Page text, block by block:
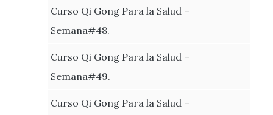
Curso Qi Gong Para la Salud –
Semana#48.
Curso Qi Gong Para la Salud –
Semana#49.
Curso Qi Gong Para la Salud –